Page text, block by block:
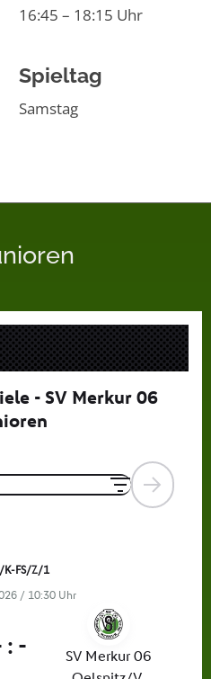
16:45 – 18:15 Uhr
Spieltag
Samstag